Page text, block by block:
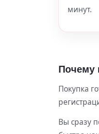
минут.
Почему
Покупка
Вы сразу